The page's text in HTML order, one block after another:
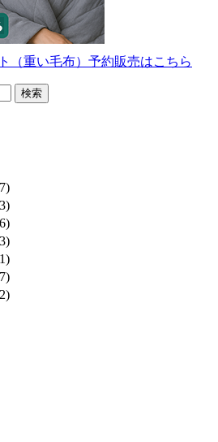
（重い毛布）予約販売はこちら